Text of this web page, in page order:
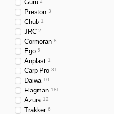
Guru 2
Preston 3
Chub 1
JRC 2
Cormoran 8
Ego 5
Anplast 1
Carp Pro 31
Daiwa 10
Flagman 181
Azura 12
Trakker 6